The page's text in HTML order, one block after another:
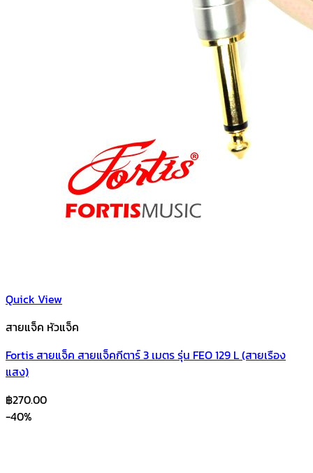
Quick View
สายแจ็ค หัวแจ็ค
Fortis สายแจ็ค สายแจ็คกีตาร์ 3 เมตร รุ่น FEO 129 L (สายเรือง
แสง)
฿270.00
-40%